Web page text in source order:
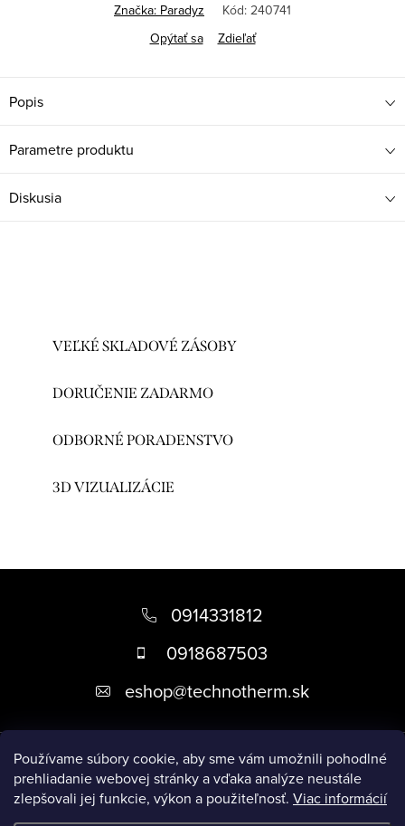
Používame súbory cookie, aby sme vám umožnili pohodlné
prehliadanie webovej stránky a vďaka analýze neustále
zlepšovali jej funkcie, výkon a použiteľnosť. Viac informácií
Značka: Paradyz Kód: 240741
Opýtať sa
Zdieľať
Popis
Parametre produktu
Diskusia
VEĽKÉ SKLADOVÉ ZÁSOBY
DORUČENIE ZADARMO
ODBORNÉ PORADENSTVO
3D VIZUALIZÁCIE
i
0914331812
0918687503
eshop@technotherm.sk
Informácie
Prijímame online platby